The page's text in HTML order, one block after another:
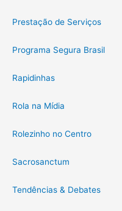
Prestação de Serviços
Programa Segura Brasil
Rapidinhas
Rola na Mídia
Rolezinho no Centro
Sacrosanctum
Tendências & Debates